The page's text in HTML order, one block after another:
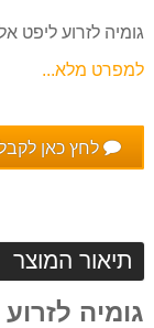
גומיה לזרוע ליפט
למפרט מלא...
לחץ כאן
תיאור המוצר
גומיה